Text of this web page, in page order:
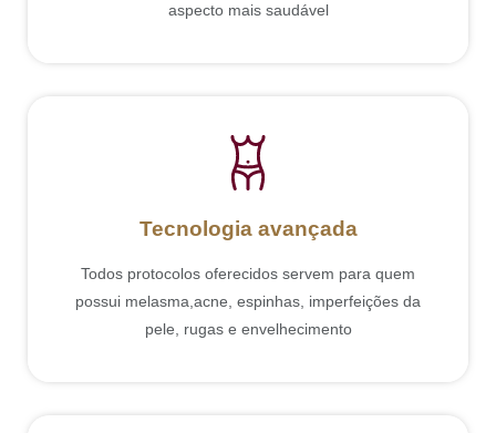
aspecto mais saudável
Tecnologia avançada
Todos protocolos oferecidos servem para quem
possui melasma,acne, espinhas, imperfeições da
pele, rugas e envelhecimento